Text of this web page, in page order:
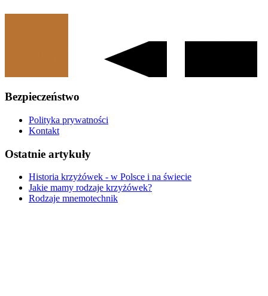
Bezpieczeństwo
Polityka prywatności
Kontakt
Ostatnie artykuły
Historia krzyżówek - w Polsce i na świecie
Jakie mamy rodzaje krzyżówek?
Rodzaje mnemotechnik